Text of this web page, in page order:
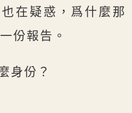
在疑惑，爲什麼那
份報告。
身份？